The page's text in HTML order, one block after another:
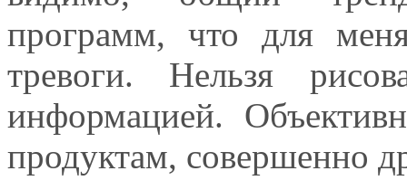
программ, что для
тревоги. Нельзя
информацией.
продуктам, совершенно